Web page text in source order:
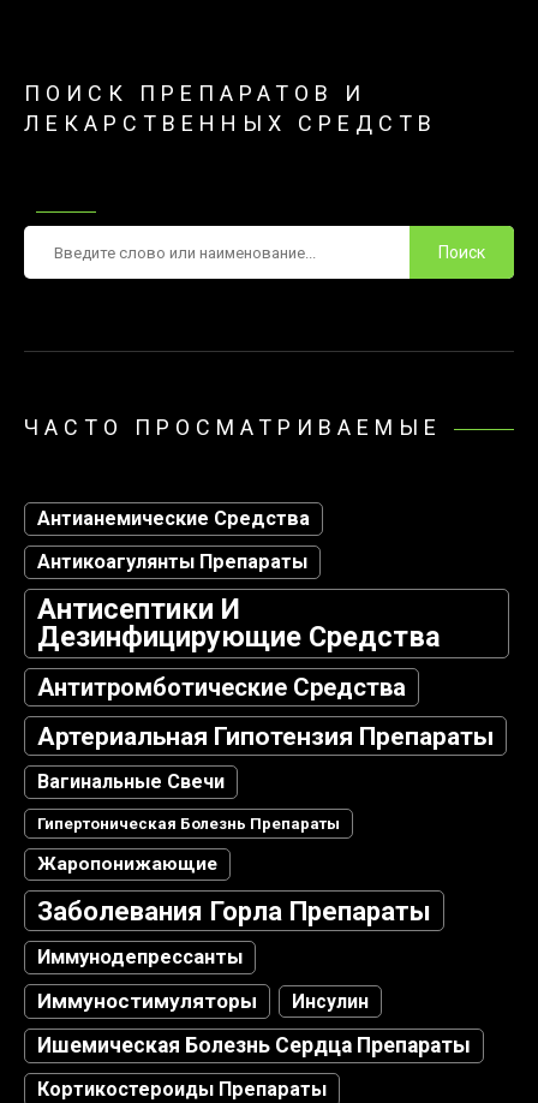
ПОИСК ПРЕПАРАТОВ И
ЛЕКАРСТВЕННЫХ СРЕДСТВ
ЧАСТО ПРОСМАТРИВАЕМЫЕ
Антианемические Средства
Антикоагулянты Препараты
Антисептики И
Дезинфицирующие Средства
Антитромботические Средства
Артериальная Гипотензия Препараты
Вагинальные Свечи
Гипертоническая Болезнь Препараты
Жаропонижающие
Заболевания Горла Препараты
Иммунодепрессанты
Иммуностимуляторы Инсулин
Ишемическая Болезнь Сердца Препараты
Кортикостероиды Препараты